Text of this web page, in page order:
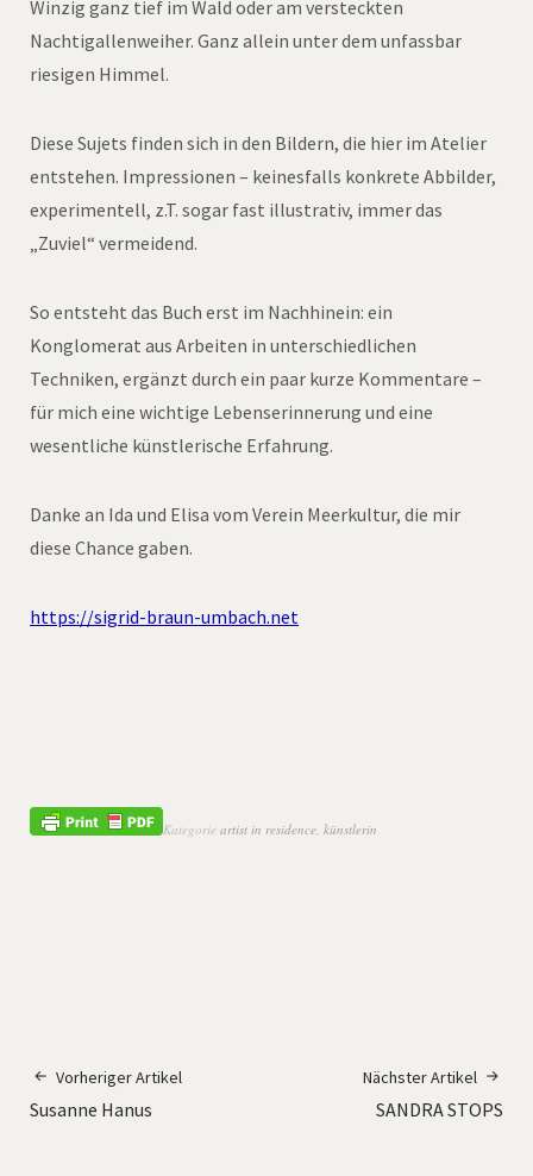
Winzig ganz tief im Wald oder am versteckten
Nachtigallenweiher. Ganz allein unter dem unfassbar
riesigen Himmel.
Diese Sujets finden sich in den Bildern, die hier im Atelier
entstehen. Impressionen – keinesfalls konkrete Abbilder,
experimentell, z.T. sogar fast illustrativ, immer das
„Zuviel“ vermeidend.
So entsteht das Buch erst im Nachhinein: ein
Konglomerat aus Arbeiten in unterschiedlichen
Techniken, ergänzt durch ein paar kurze Kommentare –
für mich eine wichtige Lebenserinnerung und eine
wesentliche künstlerische Erfahrung.
Danke an Ida und Elisa vom Verein Meerkultur, die mir
diese Chance gaben.
https://sigrid-braun-umbach.net
Kategorie artist in residence künstlerin
Vorheriger Artikel
Susanne Hanus
Nächster Artikel
SANDRA STOPS